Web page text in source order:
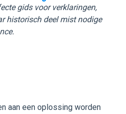
gids voor verklaringen,
historisch deel mist nodige
aan een oplossing worden